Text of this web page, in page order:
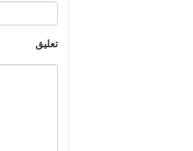
تعليق